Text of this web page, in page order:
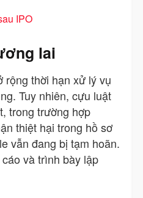
IPO
lai
rộng thời hạn xử lý vụ
Tuy nhiên, cựu luật
trong trường hợp
thiệt hại trong hồ sơ
vẫn đang bị tạm hoãn.
và trình bày lập